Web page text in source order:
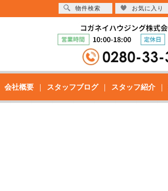
会社概要 スタッフブログ スタッフ紹介
物件検索 お気に入り